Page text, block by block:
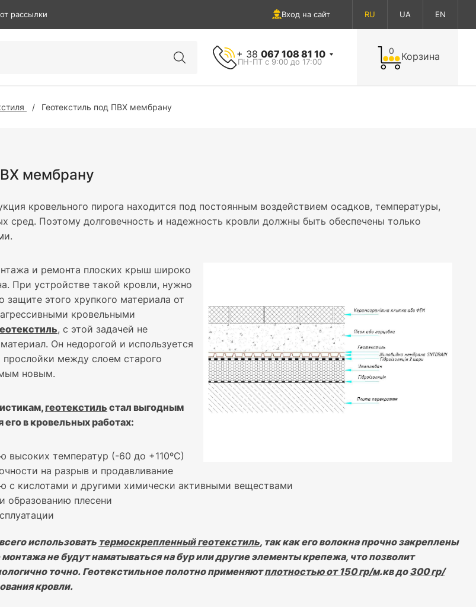
рассылки Вход на сайт RU UA EN
+ 38 067 108 81 10
ПН-ПТ с 9:00 до 17:00
0 Корзина
Геотекстиль под ПВХ мембрану
мембрану
кровельного пирога находится под постоянным воздействием осадков, температуры,
сред. Поэтому долговечность и надежность кровли должны быть обеспечены только
и ремонта плоских крыш широко
При устройстве такой кровли, нужно
защите этого хрупкого материала от
кровельными
, с этой задачей не
Он недорогой и используется
прослойки между слоем старого
новым.
геотекстиль стал выгодным
в кровельных работах:
высоких температур (-60 до +110ºС)
на разрыв и продавливание
с кислотами и другими химически активными веществами
образованию плесени
использовать термоскрепленный геотекстиль, так как его волокна прочно закреплены
не будут наматываться на бур или другие элементы крепежа, что позволит
точно. Геотекстильное полотно применяютплотностью от 150 гр/м.кв до300 гр/
кровли.